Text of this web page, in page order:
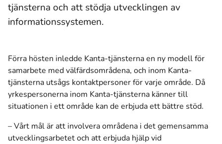
tjänsterna och att stödja utvecklingen av
informationssystemen.
Förra hösten inledde Kanta-tjänsterna en ny modell för
samarbete med välfärdsområdena, och inom Kanta-
tjänsterna utsågs kontaktpersoner för varje område. Då
yrkespersonerna inom Kanta-tjänsterna känner till
situationen i ett område kan de erbjuda ett bättre stöd.
– Vårt mål är att involvera områdena i det gemensamma
utvecklingsarbetet och att erbjuda hjälp vid